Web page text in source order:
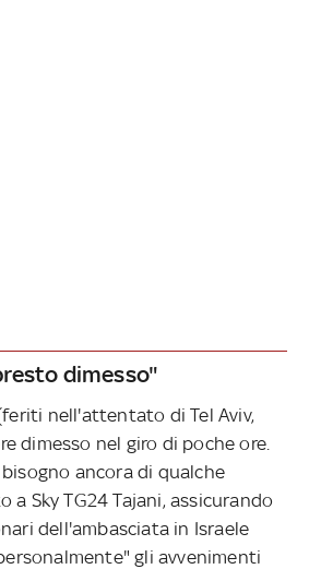
dimesso"
nell'attentato di Tel Aviv,
dimesso nel giro di poche ore.
ancora di qualche
a Sky TG24 Tajani, assicurando
dell'ambasciata in Israele
gli avvenimenti